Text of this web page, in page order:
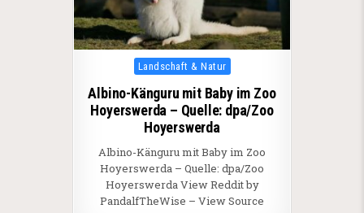
Posted in
Landschaft & Natur
Albino-Känguru mit Baby im Zoo
Hoyerswerda – Quelle: dpa/Zoo
Hoyerswerda
Albino-Känguru mit Baby im Zoo
Hoyerswerda – Quelle: dpa/Zoo
Hoyerswerda View Reddit by
PandalfTheWise – View Source